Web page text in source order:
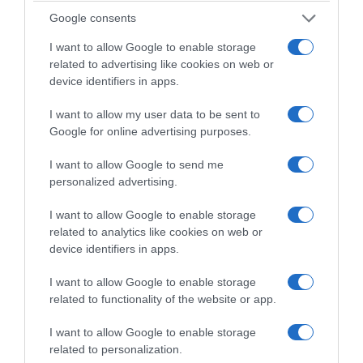
Google consents
I want to allow Google to enable storage
related to advertising like cookies on web or
device identifiers in apps.
I want to allow my user data to be sent to
Google for online advertising purposes.
I want to allow Google to send me
personalized advertising.
I want to allow Google to enable storage
related to analytics like cookies on web or
device identifiers in apps.
I want to allow Google to enable storage
related to functionality of the website or app.
I want to allow Google to enable storage
related to personalization.
οποίο εδράζεται η πολιτική της απέναντι στη
μουσουλμανική μειονότητα της Θράκης.
Η Αθήνα τονίζει ότιτο ζήτημα
αντιμετωπίζεται αποκλειστικά στη βάση
του ισχύοντος νομικού καθεστώτος και
το εθνικό και διεθνές δίκαιο
. Παράλληλα,
υπογραμμίζει ότι τα μέλη της μειονότητας
είναι Έλληνες πολίτες, των οποίων τα
δικαιώματα διασφαλίζονται από το Σύνταγμα,
το ευρωπαϊκό κεκτημένο και τις διεθνείς
συμβάσεις που έχει κυρώσει η χώρα.
Στο πλαίσιο αυτό, η Ελλάδα απορρίπτει
προσεγγίσεις που αντιμετωπίζουν το θέμα